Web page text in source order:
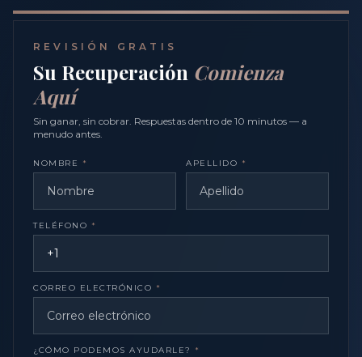
REVISIÓN GRATIS
Su Recuperación Comienza
Aquí
Sin ganar, sin cobrar. Respuestas dentro de 10 minutos — a
menudo antes.
NOMBRE * APELLIDO *
TELÉFONO *
CORREO ELECTRÓNICO *
¿CÓMO PODEMOS AYUDARLE? *